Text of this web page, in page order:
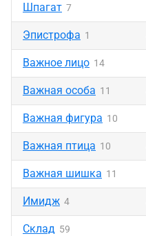
Шпагат 7
Эпистрофа 1
Важное лицо 14
Важная особа 11
Важная фигура 10
Важная птица 10
Важная шишка 11
Имидж 4
Склад 59